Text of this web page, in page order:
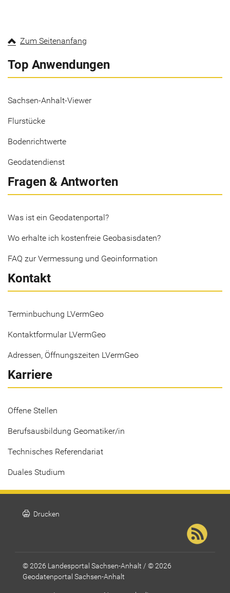
Zum Seitenanfang
Top Anwendungen
Sachsen-Anhalt-Viewer
Flurstücke
Bodenrichtwerte
Geodatendienst
Fragen & Antworten
Was ist ein Geodatenportal?
Wo erhalte ich kostenfreie Geobasisdaten?
FAQ zur Vermessung und Geoinformation
Kontakt
Terminbuchung LVermGeo
Kontaktformular LVermGeo
Adressen, Öffnungszeiten LVermGeo
Karriere
Offene Stellen
Berufsausbildung Geomatiker/in
Technisches Referendariat
Duales Studium
print Drucken
© 2026 Landesportal Sachsen-Anhalt / © 2026
Geodatenportal Sachsen-Anhalt